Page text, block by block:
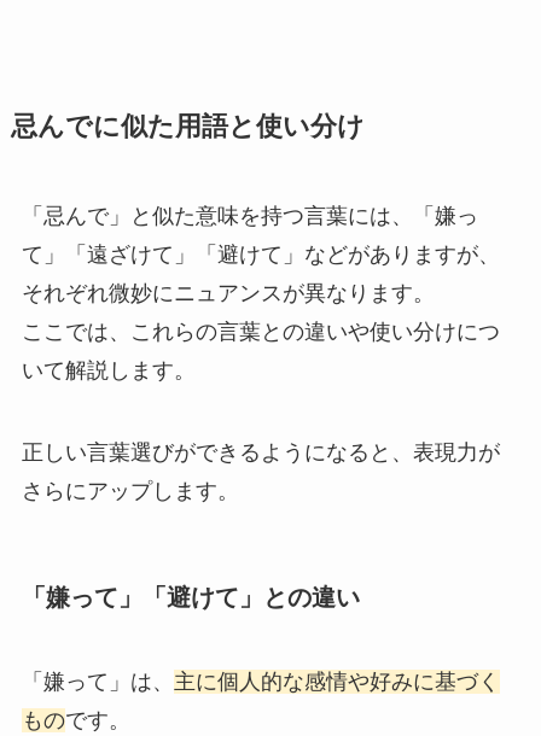
忌んでに似た用語と使い分け
「忌んで」と似た意味を持つ言葉には、「嫌っ
て」「遠ざけて」「避けて」などがありますが、
それぞれ微妙にニュアンスが異なります。
ここでは、これらの言葉との違いや使い分けにつ
いて解説します。
正しい言葉選びができるようになると、表現力が
さらにアップします。
「嫌って」「避けて」との違い
「嫌って」は、 主に個人的な感情や好みに基づく
ものです。